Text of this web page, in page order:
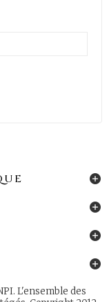
L'ensemble des